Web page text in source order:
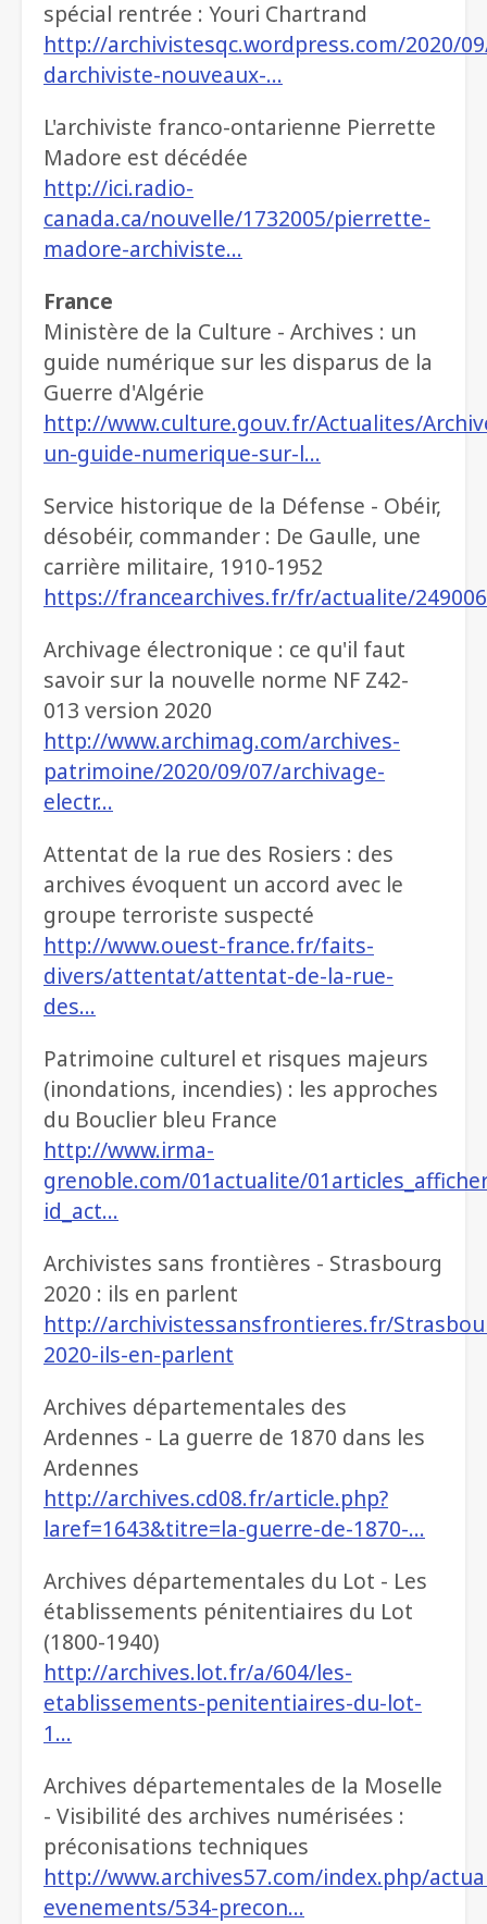
spécial rentrée : Youri Chartrand
http://archivistesqc.wordpress.com/2020/
darchiviste-nouveaux-…
L'archiviste franco-ontarienne Pierrette
Madore est décédée
http://ici.radio-
canada.ca/nouvelle/1732005/pierrette-
madore-archiviste…
France
Ministère de la Culture - Archives : un
guide numérique sur les disparus de la
Guerre d'Algérie
http://www.culture.gouv.fr/Actualites/
un-guide-numerique-sur-l…
Service historique de la Défense - Obéir,
désobéir, commander : De Gaulle, une
carrière militaire, 1910-1952
https://francearchives.fr/fr/actualite/
Archivage électronique : ce qu'il faut
savoir sur la nouvelle norme NF Z42-
013 version 2020
http://www.archimag.com/archives-
patrimoine/2020/09/07/archivage-
electr…
Attentat de la rue des Rosiers : des
archives évoquent un accord avec le
groupe terroriste suspecté
http://www.ouest-france.fr/faits-
divers/attentat/attentat-de-la-rue-
des…
Patrimoine culturel et risques majeurs
(inondations, incendies) : les approches
du Bouclier bleu France
http://www.irma-
grenoble.com/01actualite/
id_act…
Archivistes sans frontières - Strasbourg
2020 : ils en parlent
http://archivistessansfrontieres.fr/
2020-ils-en-parlent
Archives départementales des
Ardennes - La guerre de 1870 dans les
Ardennes
http://archives.cd08.fr/article.php?
laref=1643&titre=la-guerre-de-1870-…
Archives départementales du Lot - Les
établissements pénitentiaires du Lot
(1800-1940)
http://archives.lot.fr/a/604/les-
etablissements-penitentiaires-du-lot-
1…
Archives départementales de la Moselle
- Visibilité des archives numérisées :
préconisations techniques
http://www.archives57.com/index.php/
evenements/534-precon…